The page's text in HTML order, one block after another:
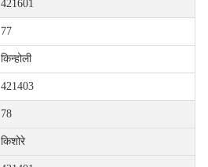
421601
77
किन्होली
421403
78
किशोरे